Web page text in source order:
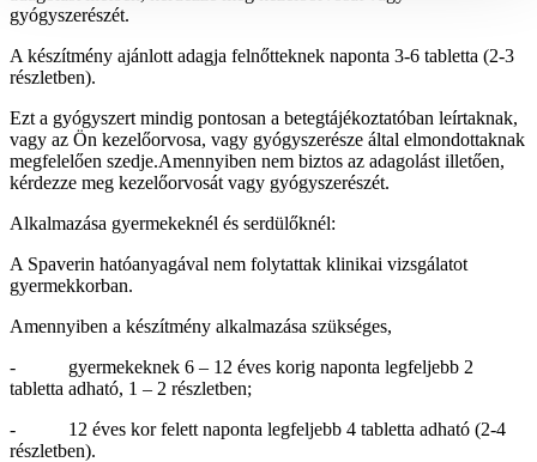
gyógyszerészét.
A készítmény ajánlott adagja felnőtteknek naponta 3-6 tabletta (2-3
részletben).
Ezt a gyógyszert mindig pontosan a betegtájékoztatóban leírtaknak,
vagy az Ön kezelőorvosa, vagy gyógyszerésze által elmondottaknak
megfelelően szedje.Amennyiben nem biztos az adagolást illetően,
kérdezze meg kezelőorvosát vagy gyógyszerészét.
Alkalmazása gyermekeknél és serdülőknél:
A Spaverin hatóanyagával nem folytattak klinikai vizsgálatot
gyermekkorban.
Amennyiben a készítmény alkalmazása szükséges,
- gyermekeknek 6 – 12 éves korig naponta legfeljebb 2
tabletta adható, 1 – 2 részletben;
- 12 éves kor felett naponta legfeljebb 4 tabletta adható (2-4
részletben).